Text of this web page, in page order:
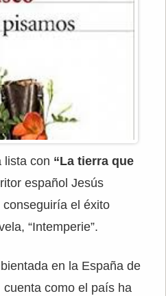
lista con “La tierra que
español Jesús
el éxito
“Intemperie”.
en la España de
como el país ha